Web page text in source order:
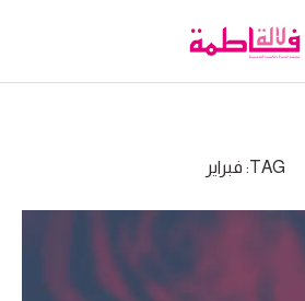
TAG: فبراير